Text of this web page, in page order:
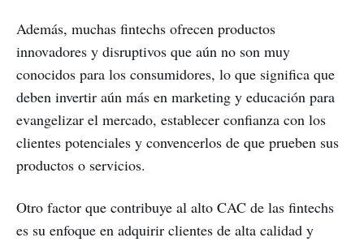
Además, muchas fintechs ofrecen productos
innovadores y disruptivos que aún no son muy
conocidos para los consumidores, lo que significa que
deben invertir aún más en marketing y educación para
evangelizar el mercado, establecer confianza con los
clientes potenciales y convencerlos de que prueben sus
productos o servicios.
Otro factor que contribuye al alto CAC de las fintechs
es su enfoque en adquirir clientes de alta calidad y